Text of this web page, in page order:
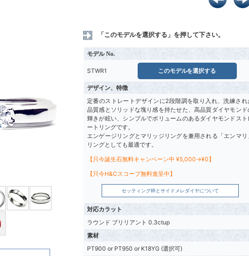
「このモデルを選択する」を押して下さい。
モデル No.
STWR1 このモデルを選択する
デザイン、特徴
定番のストレートデザインに2段階調を取り入れ、洗練され
品質感とソリッドな塊り感を持たせた、高品質ダイヤモンド
輝きが眩い、シンプルでボリュームのあるダイヤモンドスト
ートリングです。
エンゲージリングとマリッジリングを兼用される「エンマリ
リングとしても最適です。
【只今誕生石無料キャンペーン中 ¥5,000→¥0】
【只今H&Cスコープ無料進呈中】
セッティング枠とサイドメレダイヤについて
対応カラット
ラウンド ブリリアント 0.3ctup
素材
PT900 or PT950 or K18YG (選択可)